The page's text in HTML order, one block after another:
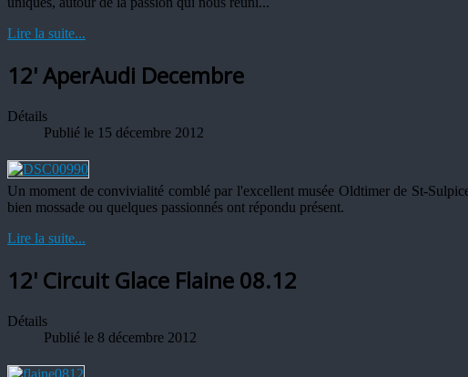
Lire la suite...
12' AperAudi Decembre
Détails
Publié le 15 décembre 2012
Un moment de convivialité comblé par l'excellent musée Oldtimer de St-
bien mossade ou quelques passionnés ont répondu présent.
Lire la suite...
12' Circuit Glace Flaine 08.12
Détails
Publié le 8 décembre 2012